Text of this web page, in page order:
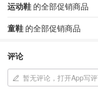
运动鞋 的全部促销商品
童鞋 的全部促销商品
评论
暂无评论，打开App写